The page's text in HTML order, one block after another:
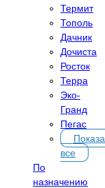
Термит
Тополь
Дачник
Дочиста
Росток
Терра
Эко-
Гранд
Пегас
все
По
назначению